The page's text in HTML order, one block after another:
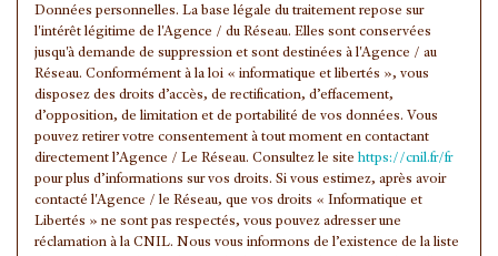
Familles avec 1 ou 2 enfants 47,93 %
Maisons 47,65 %
Appartements 52,35 %
Familles avec 3 enfants 6,94 %
Données personnelles. La base légale du traitement repose sur
l'intérêt légitime de l'Agence / du Réseau. Elles sont conservées
jusqu'à demande de suppression et sont destinées à l'Agence / au
Réseau. Conformément à la loi « informatique et libertés », vous
disposez des droits d’accès, de rectification, d’effacement,
d’opposition, de limitation et de portabilité de vos données. Vous
pouvez retirer votre consentement à tout moment en contactant
directement l’Agence / Le Réseau. Consultez le site https://cnil.fr/fr
pour plus d’informations sur vos droits. Si vous estimez, après avoir
contacté l'Agence / le Réseau, que vos droits « Informatique et
Libertés » ne sont pas respectés, vous pouvez adresser une
réclamation à la CNIL. Nous vous informons de l’existence de la liste